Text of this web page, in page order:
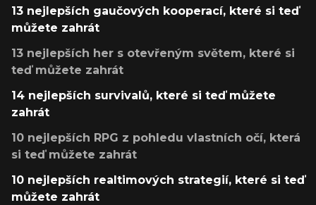
13 nejlepších gaučových kooperací, které si teď
můžete zahrát
13 nejlepších her s otevřeným světem, které si
teď můžete zahrát
14 nejlepších survivalů, které si teď můžete
zahrát
10 nejlepších RPG z pohledu vlastních očí, která
si teď můžete zahrát
10 nejlepších realtimových strategií, které si teď
můžete zahrát